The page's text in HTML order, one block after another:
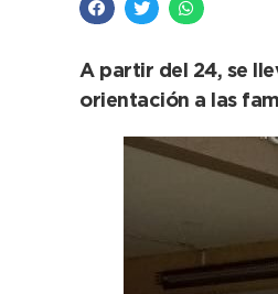
A partir del 24, se
orientación a las